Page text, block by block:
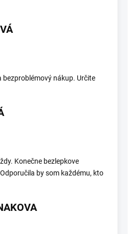
bezproblémový nákup. Určite
Konečne bezlepkove
by som každému, kto